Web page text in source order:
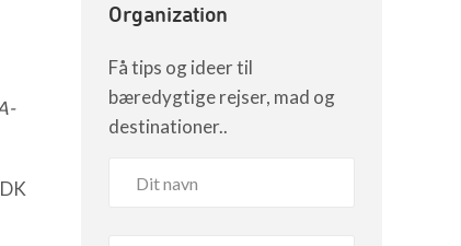
Organization
Få tips og ideer til
bæredygtige rejser, mad og
destinationer..